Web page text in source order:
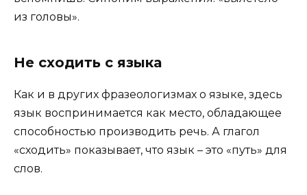
из головы».
Не сходить с языка
Как и в других фразеологизмах о языке, здесь
язык воспринимается как место, обладающее
способностью производить речь. А глагол
«сходить» показывает, что язык – это «путь» для
слов.